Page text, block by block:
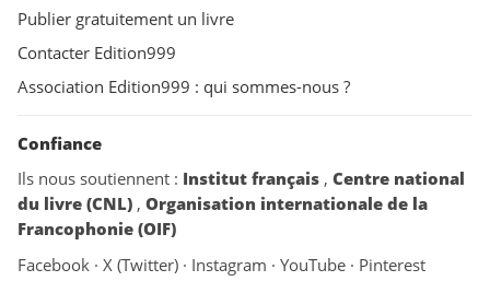
Publier gratuitement un livre
Contacter Edition999
Association Edition999 : qui sommes-nous ?
Confiance
Ils nous soutiennent : Institut français , Centre national
du livre (CNL) , Organisation internationale de la
Francophonie (OIF)
Facebook · X (Twitter) · Instagram · YouTube · Pinterest